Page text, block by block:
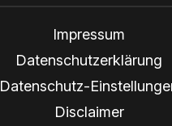
Impressum
Datenschutzerklärung
Datenschutz-
Disclaimer